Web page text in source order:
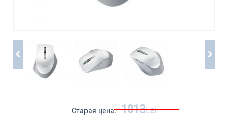
Старая цена: 1013Lei